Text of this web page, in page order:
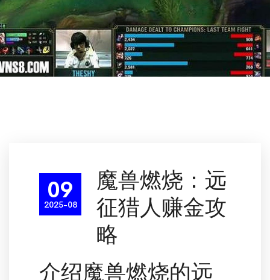
09
2025-08
魔兽燃烧：远
征猎人赚金攻
略
介绍魔兽燃烧的远